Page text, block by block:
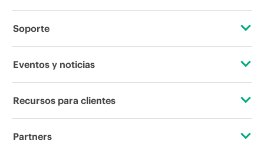
Acerca de HPE
Responsabilidad corporativa
Laboratorios HPE
Soporte
Servicios de soporte operativo
Software y controladores
Eventos y noticias
Eventos
Recursos para clientes
Contacta con nosotros
Partners